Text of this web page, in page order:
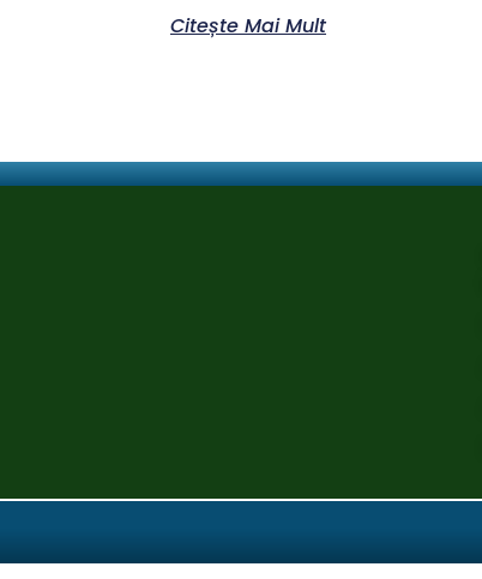
Citește Mai Mult